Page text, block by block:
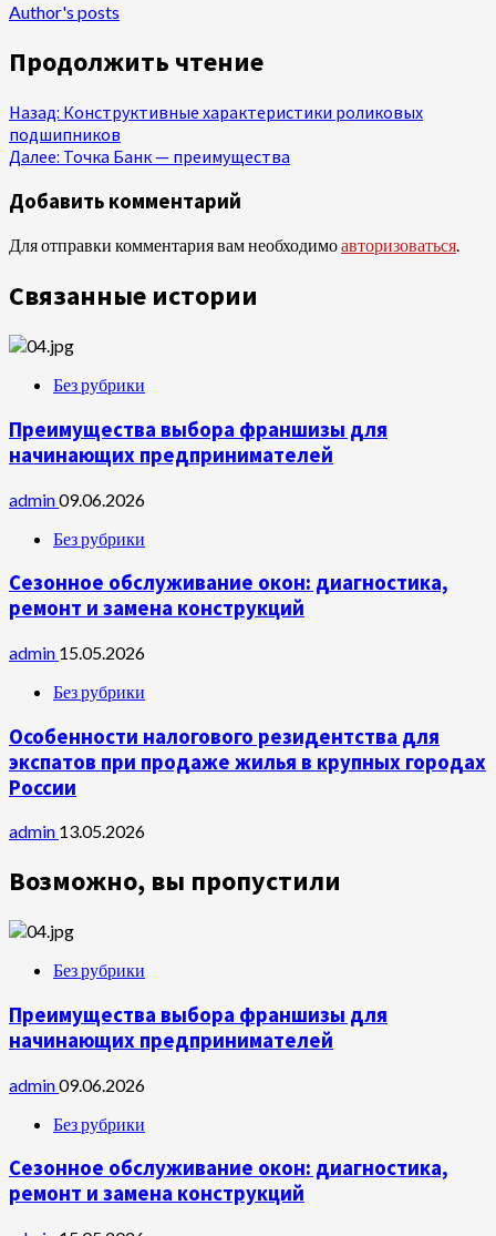
Author's posts
Продолжить чтение
Назад: Конструктивные характеристики роликовых
подшипников
Далее: Точка Банк — преимущества
Добавить комментарий
Для отправки комментария вам необходимоавторизоваться.
Связанные истории
Без рубрики
Преимущества выбора франшизы для
начинающих предпринимателей
admin09.06.2026
Без рубрики
Сезонное обслуживание окон: диагностика,
ремонт и замена конструкций
admin 15.05.2026
Без рубрики
Особенности налогового резидентства для
экспатов при продаже жилья в крупных городах
России
admin 13.05.2026
Возможно, вы пропустили
Без рубрики
Преимущества выбора франшизы для
начинающих предпринимателей
admin09.06.2026
Без рубрики
Сезонное обслуживание окон: диагностика,
ремонт и замена конструкций